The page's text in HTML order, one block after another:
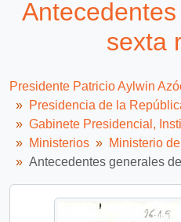
sexta
Presidente Patricio Aylwin
Presidencia de la
Gabinete Presidencial,
Ministerios
Ministerio
Antecedentes generales